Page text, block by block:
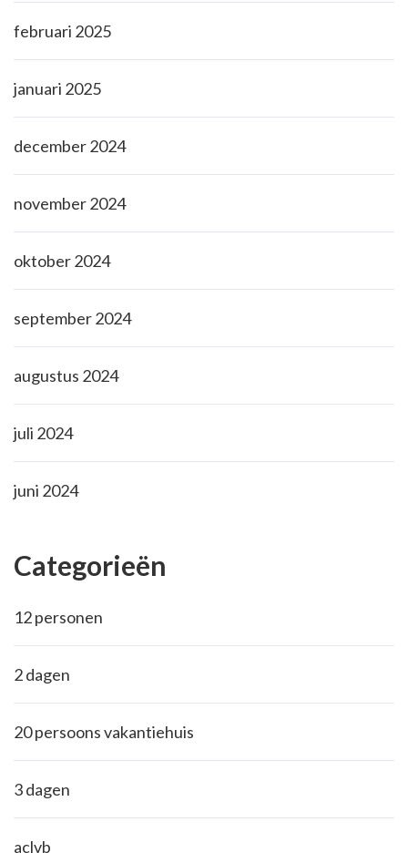
februari 2025
januari 2025
december 2024
november 2024
oktober 2024
september 2024
augustus 2024
juli 2024
juni 2024
Categorieën
12 personen
2 dagen
20 persoons vakantiehuis
3 dagen
aclvb